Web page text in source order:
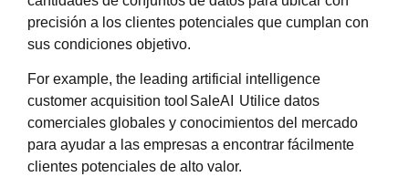
precisión a los clientes potenciales que cumplan con
sus condiciones objetivo.
For example, the leading artificial intelligence
customer acquisition tool SaleAI
Utilice datos
comerciales globales y conocimientos del mercado
para ayudar a las empresas a encontrar fácilmente
clientes potenciales de alto valor.